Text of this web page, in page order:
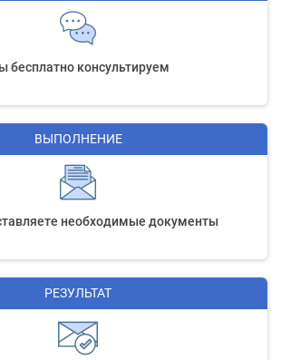
бесплатно консультируем
ВЫПОЛНЕНИЕ
необходимые документы
РЕЗУЛЬТАТ